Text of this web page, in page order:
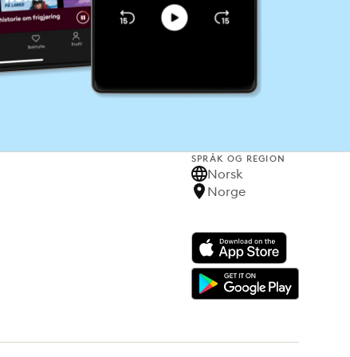
SPRÅK OG REGION
Norsk
Norge